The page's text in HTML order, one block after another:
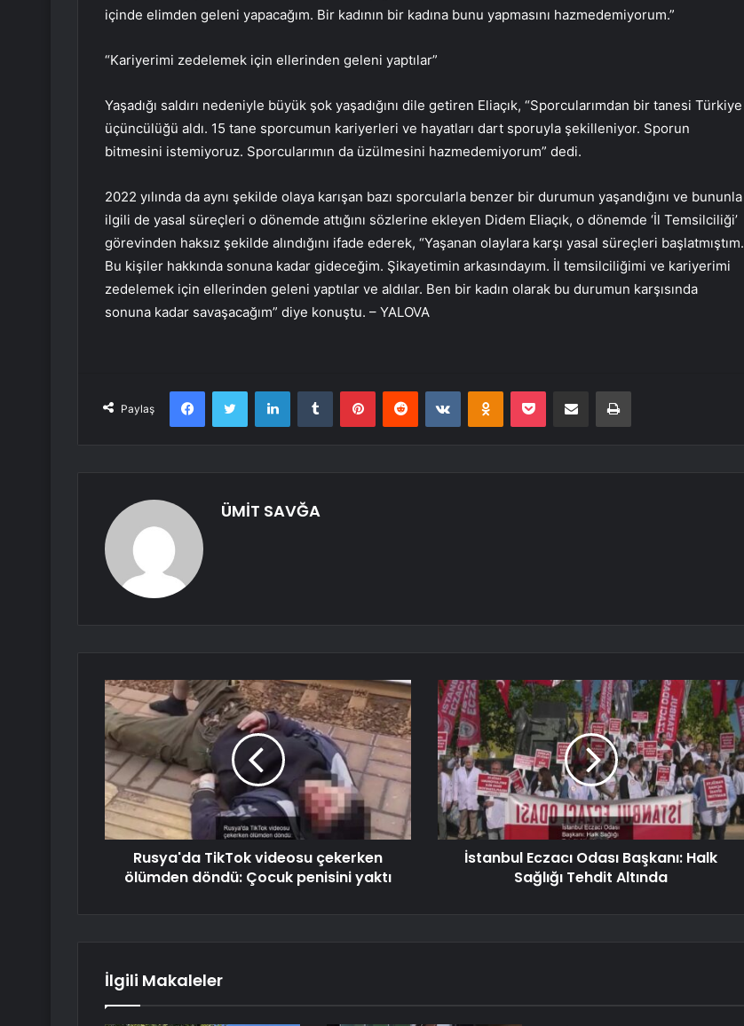
içinde elimden geleni yapacağım. Bir kadının bir kadına bunu yapmasını hazmedemiyorum.”
“Kariyerimi zedelemek için ellerinden geleni yaptılar”
Yaşadığı saldırı nedeniyle büyük şok yaşadığını dile getiren Eliaçık, “Sporcularımdan bir tanesi Türkiye
üçüncülüğü aldı. 15 tane sporcumun kariyerleri ve hayatları dart sporuyla şekilleniyor. Sporun
bitmesini istemiyoruz. Sporcularımın da üzülmesini hazmedemiyorum” dedi.
2022 yılında da aynı şekilde olaya karışan bazı sporcularla benzer bir durumun yaşandığını ve bununla
ilgili de yasal süreçleri o dönemde attığını sözlerine ekleyen Didem Eliaçık, o dönemde ‘İl Temsilciliği’
görevinden haksız şekilde alındığını ifade ederek, “Yaşanan olaylara karşı yasal süreçleri başlatmıştım.
Bu kişiler hakkında sonuna kadar gideceğim. Şikayetimin arkasındayım. İl temsilciliğimi ve kariyerimi
zedelemek için ellerinden geleni yaptılar ve aldılar. Ben bir kadın olarak bu durumun karşısında
sonuna kadar savaşacağım” diye konuştu. – YALOVA
Paylaş
FacebookTwitter LinkedInTumblr PinterestReddit VKontakteOdnoklassniki
Pocket E-Posta ile paylaş Yazdır
ÜMİT SAVĞA
Rusya'da TikTok videosu çekerken
ölümden döndü: Çocuk penisini yaktı
İstanbul Eczacı Odası Başkanı: Halk
Sağlığı Tehdit Altında
İlgili Makaleler